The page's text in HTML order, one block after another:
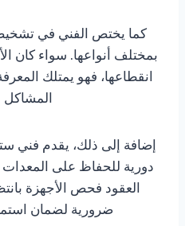
كما يختص الفني في
بمختلف أنواعها. سواء كان
انقطاعها، فهو يمتلك
المشاكل
إضافة إلى ذلك، يقدم فني
دورية للحفاظ على
العقود فحص الأجهزة
ضرورية لضمان